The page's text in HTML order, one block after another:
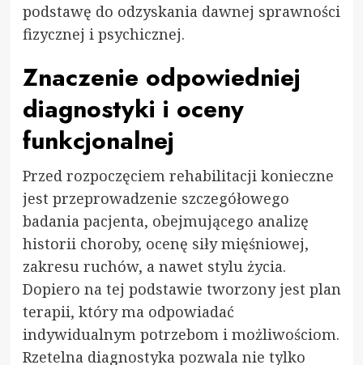
podstawę do odzyskania dawnej sprawności
fizycznej i psychicznej.
Znaczenie odpowiedniej
diagnostyki i oceny
funkcjonalnej
Przed rozpoczęciem rehabilitacji konieczne
jest przeprowadzenie szczegółowego
badania pacjenta, obejmującego analizę
historii choroby, ocenę siły mięśniowej,
zakresu ruchów, a nawet stylu życia.
Dopiero na tej podstawie tworzony jest plan
terapii, który ma odpowiadać
indywidualnym potrzebom i możliwościom.
Rzetelna diagnostyka pozwala nie tylko